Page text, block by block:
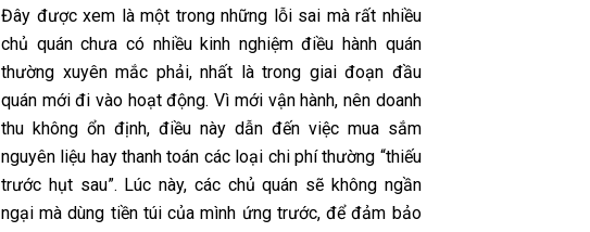
Đây được xem là một trong những lỗi sai mà rất nhiều
chủ quán chưa có nhiều kinh nghiệm điều hành quán
thường xuyên mắc phải, nhất là trong giai đoạn đầu
quán mới đi vào hoạt động. Vì mới vận hành, nên doanh
thu không ổn định, điều này dẫn đến việc mua sắm
nguyên liệu hay thanh toán các loại chi phí thường “thiếu
trước hụt sau”. Lúc này, các chủ quán sẽ không ngần
ngại mà dùng tiền túi của mình ứng trước, để đảm bảo